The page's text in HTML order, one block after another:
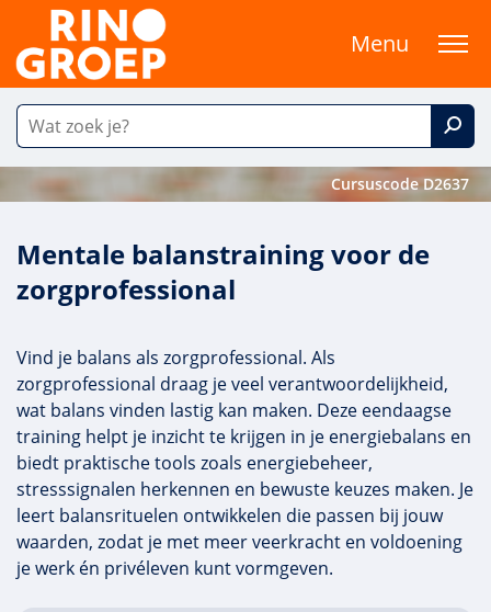
Menu
Cursuscode D2637
Mentale balanstraining voor de
zorgprofessional
Vind je balans als zorgprofessional. Als
zorgprofessional draag je veel verantwoordelijkheid,
wat balans vinden lastig kan maken. Deze eendaagse
training helpt je inzicht te krijgen in je energiebalans en
biedt praktische tools zoals energiebeheer,
stresssignalen herkennen en bewuste keuzes maken. Je
leert balansrituelen ontwikkelen die passen bij jouw
waarden, zodat je met meer veerkracht en voldoening
je werk én privéleven kunt vormgeven.